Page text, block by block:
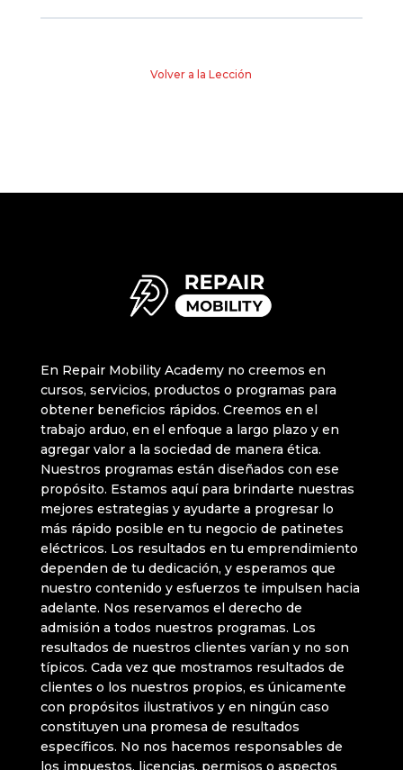
Volver a la Lección
En Repair Mobility Academy no creemos en
cursos, servicios, productos o programas para
obtener beneficios rápidos. Creemos en el
trabajo arduo, en el enfoque a largo plazo y en
agregar valor a la sociedad de manera ética.
Nuestros programas están diseñados con ese
propósito. Estamos aquí para brindarte nuestras
mejores estrategias y ayudarte a progresar lo
más rápido posible en tu negocio de patinetes
eléctricos. Los resultados en tu emprendimiento
dependen de tu dedicación, y esperamos que
nuestro contenido y esfuerzos te impulsen hacia
adelante. Nos reservamos el derecho de
admisión a todos nuestros programas. Los
resultados de nuestros clientes varían y no son
típicos. Cada vez que mostramos resultados de
clientes o los nuestros propios, es únicamente
con propósitos ilustrativos y en ningún caso
constituyen una promesa de resultados
específicos. No nos hacemos responsables de
los impuestos, licencias, permisos o aspectos